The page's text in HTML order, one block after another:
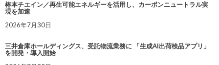
椿本チエイン／再生可能エネルギーを活用し、カーボンニュートラル実
現を加速
2026年7月30日
三井倉庫ホールディングス、受託物流業務に 「生成AI出荷検品アプリ」
を開発・導入開始